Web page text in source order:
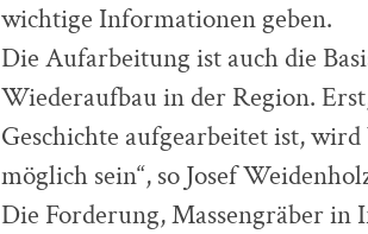
wichtige Informationen geben.
Die Aufarbeitung ist auch die
Wiederaufbau in der Region.
Geschichte aufgearbeitet ist,
möglich sein“, so Josef
Die Forderung, Massengräber